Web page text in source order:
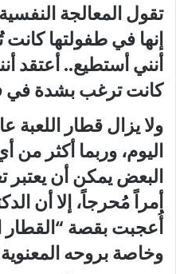
تقول المعالجة
إنها في طفولتها كانت
أنني أستطيع.. أعتقد
كانت ترغب بشدة
ولا يزال قطار اللعبة
اليوم، وربما أكثر
البعض يمكن أن يعتبر
أمراً مُحرجاً، إلا أن
أُعجبت بقصة “القطار
وخاصة بروحه المعنوية